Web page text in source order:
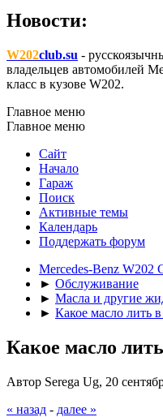
Новости:
W202club.su -
владельцев автомобилей
класс в кузове W202.
Главное меню
Главное меню
Сайт
Начало
Гараж
Поиск
Активные темы
Календарь
Поддержать форум
Mercedes-Benz W202
► Обслуживание
► Масла и другие
► Какое масло
Какое масло
Автор Serega Ug, 20
« назад - далее »